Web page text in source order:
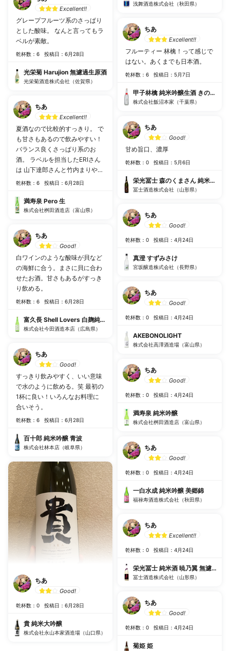
Excellent!!
グレープフルーツ系のさっぱり
とした酸味。 なんと言ってもラ
ベルが素敵。
乾杯数：6 投稿日：6月28日
光栄菊 Harujion 無濾過生原酒
光栄菊酒造株式会社（佐賀県）
ちあ
Excellent!!
夏酒なので比較的すっきり。 で
も甘さもあるので飲みやすい！
バランス良くさっぱり系のお
酒。 ラベルを担当したERIさん
は 山下達郎さんと竹内まりやさ
んの娘さん。 素敵な絵に惹かれ
乾杯数：6 投稿日：6月28日
満寿泉 Pero 生
株式会社桝田酒造店（富山県）
ちあ
Good!
白ワインのような酸味が貝など
の海鮮に合う。まさに貝に合わ
せたお酒。甘さもあるがすっき
り飲める。
乾杯数：6 投稿日：6月28日
富久長 Shell Lovers 白麹純米 火入
株式会社今田酒造本店（広島県）
ちあ
Good!
すっきり飲みやすく、いい意味
で水のように飲める。笑 最初の
1杯に良い！いろんなお料理に
合いそう。
乾杯数：6 投稿日：6月28日
百十郎 純米吟醸 青波
株式会社林本店（岐阜県）
ちあ
Good!
乾杯数：0 投稿日：6月28日
貴 純米大吟醸
株式会社永山本家酒造場（山口県）
浅舞酒造株式会社（秋田県）
ちあ
Excellent!!
フルーティー 林檎！って感じで
はない。あくまでも日本酒。
乾杯数：6 投稿日：5月7日
甲子林檎 純米吟醸生酒 きのえね
株式会社飯沼本家（千葉県）
ちあ
Good!
甘め旨口、濃厚
乾杯数：0 投稿日：5月6日
栄光冨士 森のくまさん 純米大吟
冨士酒造株式会社（山形県）
ちあ
Good!
乾杯数：0 投稿日：4月24日
真澄 すずみさけ
宮坂醸造株式会社（長野県）
ちあ
Good!
乾杯数：0 投稿日：4月24日
AKEBONOLIGHT
株式会社高澤酒造場（富山県）
ちあ
Good!
乾杯数：0 投稿日：4月24日
満寿泉 純米吟醸
株式会社桝田酒造店（富山県）
ちあ
Good!
乾杯数：0 投稿日：4月24日
一白水成 純米吟醸 美郷錦
福禄寿酒造株式会社（秋田県）
ちあ
Excellent!!
乾杯数：0 投稿日：4月24日
栄光冨士 純米酒 暁乃翼 無濾過生
冨士酒造株式会社（山形県）
ちあ
Good!
乾杯数：0 投稿日：4月24日
菊姫 姫